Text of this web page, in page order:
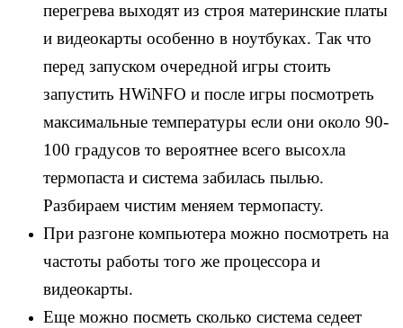
перегрева выходят из строя материнские платы
и видеокарты особенно в ноутбуках. Так что
перед запуском очередной игры стоить
запустить HWiNFO и после игры посмотреть
максимальные температуры если они около 90-
100 градусов то вероятнее всего высохла
термопаста и система забилась пылью.
Разбираем чистим меняем термопасту.
При разгоне компьютера можно посмотреть на
частоты работы того же процессора и
видеокарты.
Еще можно посметь сколько система седеет